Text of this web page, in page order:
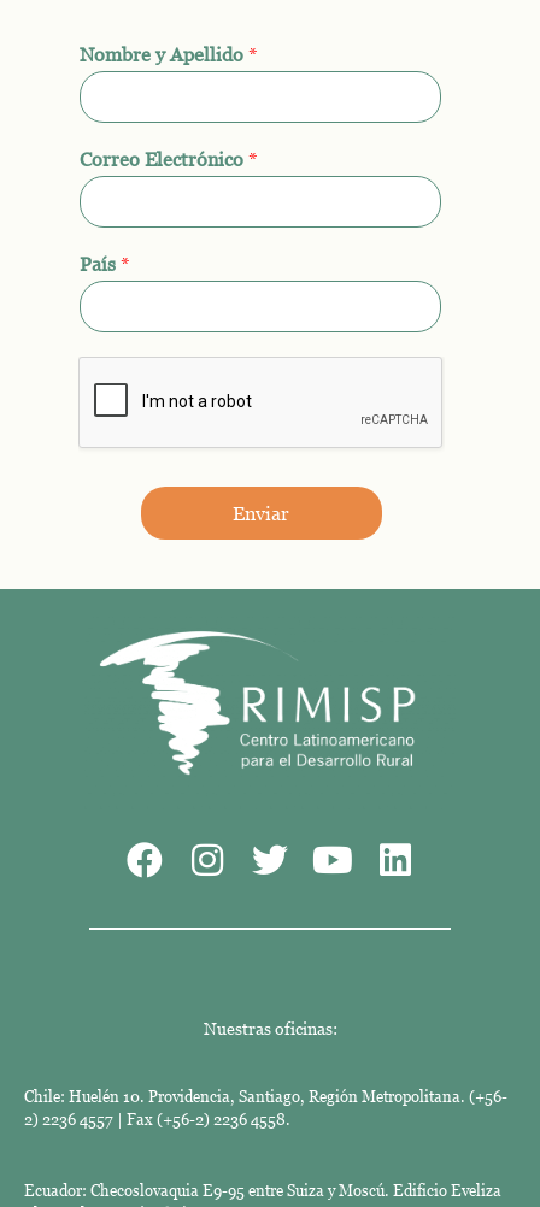
Nombre y Apellido *
Correo Electrónico *
País *
Enviar
Nuestras oficinas:
Chile: Huelén 10. Providencia, Santiago, Región Metropolitana. (+56-
2) 2236 4557 | Fax (+56-2) 2236 4558.
Ecuador: Checoslovaquia E9-95 entre Suiza y Moscú. Edificio Eveliza